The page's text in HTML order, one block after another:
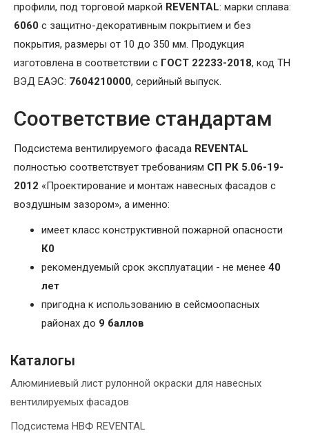
профили, под торговой маркой REVENTAL: марки сплава:
6060 с защитно-декоративным покрытием и без
покрытия, размеры от 10 до 350 мм. Продукция
изготовлена в соответствии с ГОСТ 22233-2018, код ТН
ВЭД ЕАЭС: 7604210000, серийный выпуск.
Соответствие стандартам
Подсистема вентилируемого фасада REVENTAL
полностью соответствует требованиям СП РК 5.06-19-
2012 «Проектирование и монтаж навесных фасадов с
воздушным зазором», а именно:
имеет класс конструктивной пожарной опасности
К0
рекомендуемый срок эксплуатации - не менее 40
лет
пригодна к использованию в сейсмоопасных
районах до 9 баллов
Каталогы
Алюминиевый лист рулонной окраски для навесных
вентилируемых фасадов
Подсистема НВФ REVENTAL